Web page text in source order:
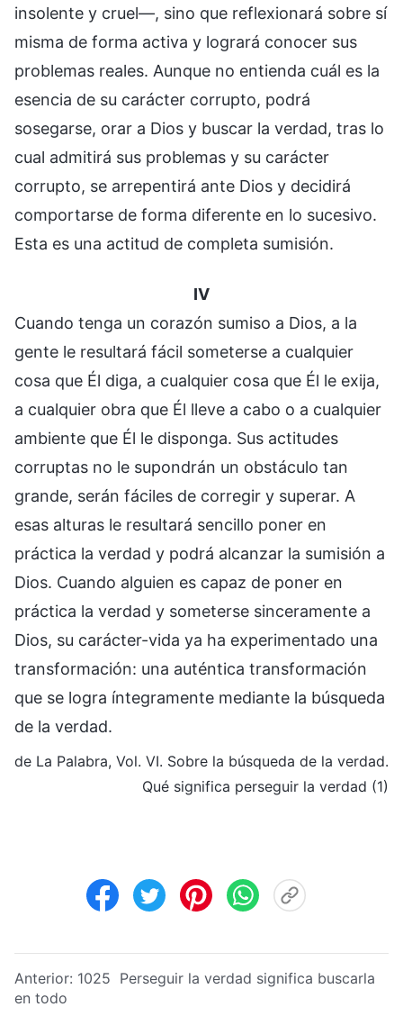
insolente y cruel—, sino que reflexionará sobre sí
misma de forma activa y logrará conocer sus
problemas reales. Aunque no entienda cuál es la
esencia de su carácter corrupto, podrá
sosegarse, orar a Dios y buscar la verdad, tras lo
cual admitirá sus problemas y su carácter
corrupto, se arrepentirá ante Dios y decidirá
comportarse de forma diferente en lo sucesivo.
Esta es una actitud de completa sumisión.
IV
Cuando tenga un corazón sumiso a Dios, a la
gente le resultará fácil someterse a cualquier
cosa que Él diga, a cualquier cosa que Él le exija,
a cualquier obra que Él lleve a cabo o a cualquier
ambiente que Él le disponga. Sus actitudes
corruptas no le supondrán un obstáculo tan
grande, serán fáciles de corregir y superar. A
esas alturas le resultará sencillo poner en
práctica la verdad y podrá alcanzar la sumisión a
Dios. Cuando alguien es capaz de poner en
práctica la verdad y someterse sinceramente a
Dios, su carácter-vida ya ha experimentado una
transformación: una auténtica transformación
que se logra íntegramente mediante la búsqueda
de la verdad.
de La Palabra, Vol. VI. Sobre la búsqueda de la verdad.
Qué significa perseguir la verdad (1)
Anterior: 1025 Perseguir la verdad significa buscarla
en todo